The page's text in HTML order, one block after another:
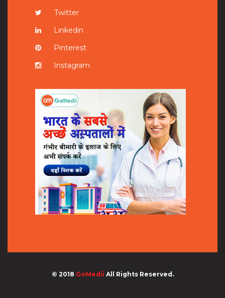
Twitter
Linkedin
Pinterest
Instagram
© 2018 GoMedii All Rights Reserved.